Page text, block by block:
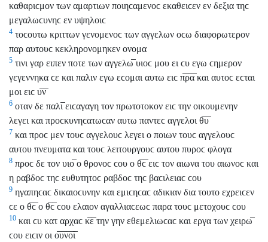
καθαριϲμον των αμαρτιων ποιηϲαμενοϲ εκαθειϲεν εν δεξια τηϲ
μεγαλωϲυνηϲ εν υψηλοιϲ
4 τοϲουτω κριττων γενομενοϲ των αγγελων οϲω διαφορωτερον
παρ αυτουϲ κεκληρονομηκεν ονομα
5 τινι γαρ ειπεν ποτε των αγγελω̅ υιοϲ μου ει ϲυ εγω ϲημερον
γεγεννηκα ϲε και παλιν εγω εϲομαι αυτω ειϲ π̅ρ̅α̅ και αυτοϲ εϲται
μοι ειϲ υ̅ν̅
6 οταν δε παλι̅ ειϲαγαγη τον πρωτοτοκον ειϲ την οικουμενην
λεγει και προϲκυνηϲατωϲαν αυτω παντεϲ αγγελοι θ̅υ̅
7 και προϲ μεν τουϲ αγγελουϲ λεγει ο ποιων τουϲ αγγελουϲ
αυτου πνευματα και τουϲ λειτουργουϲ αυτου πυροϲ φλογα
8 προϲ δε τον υιο̅ ο θρονοϲ ϲου ο θ̅ϲ̅ ειϲ τον αιωνα του αιωνοϲ και
η ραβδοϲ τηϲ ευθυτητοϲ ραβδοϲ τηϲ βαϲιλειαϲ ϲου
9 ηγαπηϲαϲ δικαιοϲυνην και εμιϲηϲαϲ αδικιαν δια τουτο εχρειϲεν
ϲε ο θ̅ϲ̅ ο θ̅ϲ̅ ϲου ελαιον αγαλλιαϲεωϲ παρα τουϲ μετοχουϲ ϲου
10 και ϲυ κατ αρχαϲ κ̅ε̅ την γην εθεμελιωϲαϲ και εργα των χειρω̅
ϲου ειϲιν οι ο̅υ̅ν̅ο̅ι̅